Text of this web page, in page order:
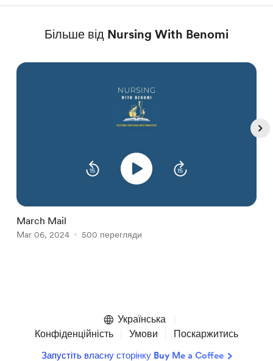
Більше від Nursing With Benomi
March Mail
Mar 06, 2024 500 перегляди
Українська
Конфіденційність
Умови Поскаржитись
Запустіть власну сторінку Buy Me a Coffee